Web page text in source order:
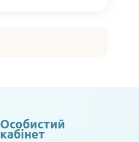
Особистий
кабінет